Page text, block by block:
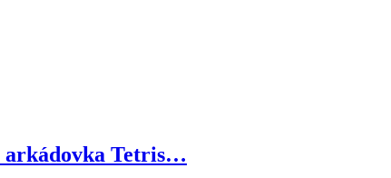
Tetris…